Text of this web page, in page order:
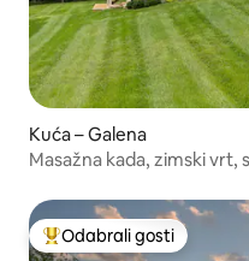
Kuća – Galena
Masažna kada, zimski vrt,
Među najviše
Odabrali gosti